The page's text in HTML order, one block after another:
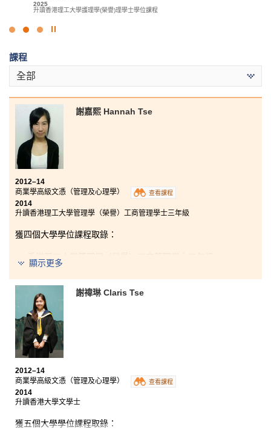
(高年級入學)
2025
升讀香港理工大學護理學(榮譽)理學士學位課程
點
燈
片
課程
全部
謝嘉熙 Hannah Tse
2012–14
商業學高級文憑（管理及心理學）
查看課程
2014
升讀香港理工大學管理學（榮譽）工商管理學士三年級
獲四個大學學位課程取錄：
香港理工大學管理學（榮譽）工商管理學士三年級
香港城市大學公共政策、管理與政治榮譽社會科學學士二
年級
香港浸會大學工商管理學士（榮譽）-- 環球與中國商貿學
主修三年級
書院優良的學習環境，我能好好裝備自己，牢牢握緊得
疇的商業知識，更教曉我心理因素對管理決策的重要
性。此外，書院的學習模式亦有助我的個人成長，例如
從繁忙的功課中，學會如何管理時間、在小組研習中訓
練了溝通技巧，以及在各科的匯報中鍛鍊了自信和應變
能力等。
顯示更多
謝禕琳 Claris Tse
2012–14
商業學高級文憑（管理及心理學）
查看課程
2014
升讀香港大學文學士
獲五個大學學位課程取錄：